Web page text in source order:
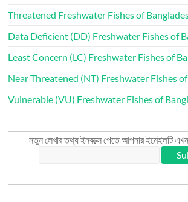
Threatened Freshwater Fishes of
Data Deficient (DD) Freshwater Fishes of
Least Concern (LC) Freshwater Fishes of
Near Threatened (NT) Freshwater Fishes
Vulnerable (VU) Freshwater Fishes of
নতুন লেখার তথ্য ইনবক্সে পেতে আপনার ইমেইলটি